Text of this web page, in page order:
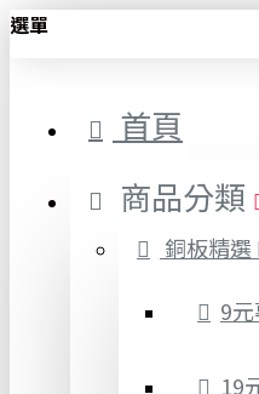
選單
首頁
商品分類
銅板精選
9
19